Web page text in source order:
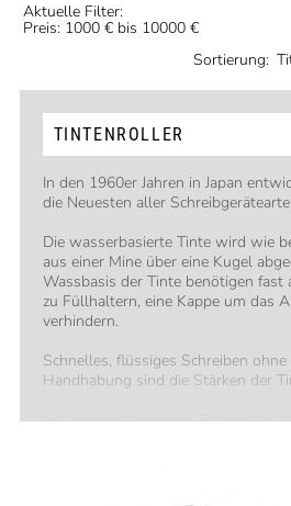
Aktuelle Filter:
Preis: 1000 € bis 10000 €
Sortierung:
TINTENROLLER
In den 1960er Jahren in Japan
die Neuesten aller
Die wasserbasierte Tinte wird wie
aus einer Mine über eine Kugel
Wassbasis der Tinte benötigen fast
zu Füllhaltern, eine Kappe um das
verhindern.
Schnelles, flüssiges Schreiben
Handhabung sind die Stärken der
Der optimal passende Tintenroller